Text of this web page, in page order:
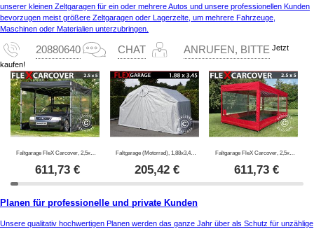
unserer kleinen Zeltgaragen für ein oder mehrere Autos und unsere professionellen Kunden
bevorzugen meist größere Zeltgaragen oder Lagerzelte, um mehrere Fahrzeuge,
Maschinen oder Materialien unterzubringen.
20880640 CHAT ANRUFEN, BITTE Jetzt
kaufen!
Faltgarage FleX Carcover, 2,5x5m, Schwarz
611,73 €
Faltgarage (Motorrad), 1,88x3,45x1,9m, Grau
205,42€
Faltgarage FleX Carcover, 2,5x5m, Rot
611,73€
Planen für professionelle und private Kunden
Unsere qualitativ hochwertigen Planen werden das ganze Jahr über als Schutz für unzählige